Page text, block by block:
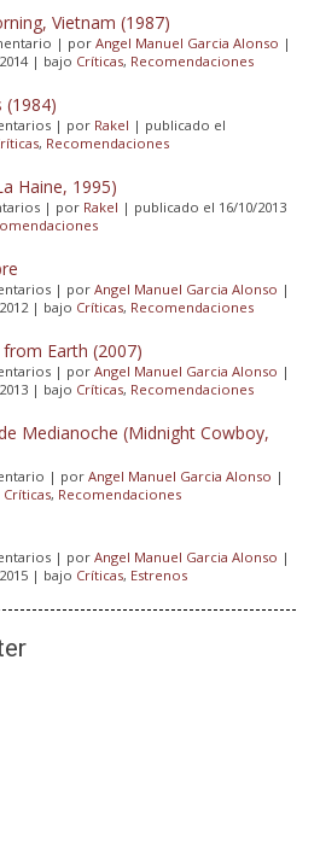
Vietnam (1987)
| por Angel Manuel Garcia Alonso |
| bajo Críticas, Recomendaciones
(1984)
| por Rakel | publicado el
, Recomendaciones
Haine, 1995)
| por Rakel | publicado el 16/10/2013
| por Angel Manuel Garcia Alonso |
| bajo Críticas, Recomendaciones
Earth (2007)
| por Angel Manuel Garcia Alonso |
| bajo Críticas, Recomendaciones
Medianoche (Midnight Cowboy,
| por Angel Manuel Garcia Alonso |
Críticas, Recomendaciones
| por Angel Manuel Garcia Alonso |
| bajo Críticas, Estrenos